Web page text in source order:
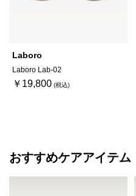
Laboro
Laboro Lab-02
￥19,800
おすすめケアアイテム